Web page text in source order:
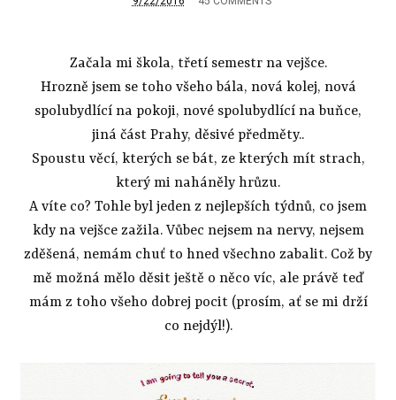
Začala mi škola, třetí semestr na vejšce.
Hrozně jsem se toho všeho bála, nová kolej, nová
spolubydlící na pokoji, nové spolubydlící na buňce,
jiná část Prahy, děsivé předměty..
Spoustu věcí, kterých se bát, ze kterých mít strach,
který mi naháněly hrůzu.
A víte co? Tohle byl jeden z nejlepších týdnů, co jsem
kdy na vejšce zažila. Vůbec nejsem na nervy, nejsem
zděšená, nemám chuť to hned všechno zabalit. Což by
mě možná mělo děsit ještě o něco víc, ale právě teď
mám z toho všeho dobrej pocit (prosím, ať se mi drží
co nejdýl!).